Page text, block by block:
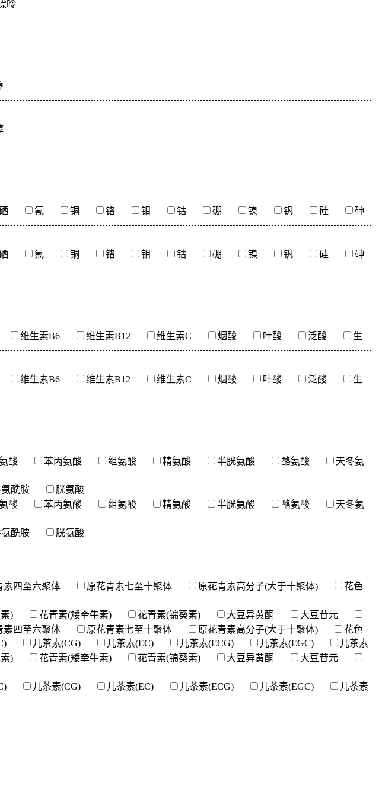
呤
氟 铜 铬 钼 钴 硼 镍 钒 硅 砷
氟 铜 铬 钼 钴 硼 镍 钒 硅 砷
维生素B6 维生素B12 维生素C 烟酸 叶酸 泛酸 生
维生素B6 维生素B12 维生素C 烟酸 叶酸 泛酸 生
酸 苯丙氨酸 组氨酸 精氨酸 半胱氨酸 酪氨酸 天冬氨
酰胺 胱氨酸
酸 苯丙氨酸 组氨酸 精氨酸 半胱氨酸 酪氨酸 天冬氨
酰胺 胱氨酸
素四至六聚体 原花青素七至十聚体 原花青素高分子(大于十聚体) 花色
) 花青素(矮牵牛素) 花青素(锦葵素) 大豆异黄酮 大豆苷元
儿茶素(CG) 儿茶素(EC) 儿茶素(ECG) 儿茶素(EGC) 儿茶素
素四至六聚体 原花青素七至十聚体 原花青素高分子(大于十聚体) 花色
) 花青素(矮牵牛素) 花青素(锦葵素) 大豆异黄酮 大豆苷元
儿茶素(CG) 儿茶素(EC) 儿茶素(ECG) 儿茶素(EGC) 儿茶素